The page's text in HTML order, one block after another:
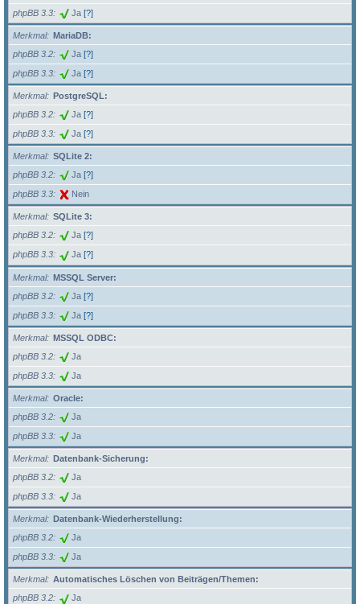
phpBB 3.3 Ja [?]
Merkmal
MariaDB:
phpBB 3.2
Ja [?]
phpBB 3.3 Ja [?]
Merkmal
PostgreSQL:
phpBB 3.2
Ja [?]
phpBB 3.3 Ja [?]
Merkmal
SQLite 2:
phpBB 3.2
Ja [?]
phpBB 3.3 Nein
Merkmal
SQLite 3:
phpBB 3.2
Ja [?]
phpBB 3.3 Ja [?]
Merkmal
MSSQL Server:
phpBB 3.2
Ja [?]
phpBB 3.3 Ja [?]
Merkmal
MSSQL ODBC:
phpBB 3.2
Ja
phpBB 3.3 Ja
Merkmal
Oracle:
phpBB 3.2
Ja
phpBB 3.3 Ja
Merkmal
Datenbank-Sicherung:
phpBB 3.2
Ja
phpBB 3.3 Ja
Merkmal
Datenbank-Wiederherstellung:
phpBB 3.2
Ja
phpBB 3.3 Ja
Merkmal
Automatisches Löschen von Beiträgen/Themen:
phpBB 3.2
Ja